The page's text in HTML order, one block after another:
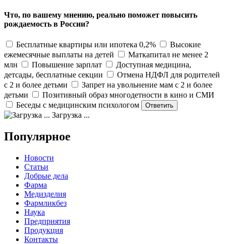
Что, по вашему мнению, реально поможет повысить
рождаемость в России?
Бесплатные квартиры или ипотека 0,2%
Высокие
ежемесячные выплаты на детей
Маткапитал не менее 2
млн
Повышение зарплат
Доступная медицина,
детсады, бесплатные секции
Отмена НДФЛ для родителей
с 2 и более детьми
Запрет на увольнение мам с 2 и более
детьми
Позитивный образ многодетности в кино и СМИ
Беседы с медицинским психологом
Загрузка ...
Популярное
Новости
Статьи
Добрые дела
Фарма
Медизделия
Фармликбез
Наука
Предприятия
Продукция
Контакты